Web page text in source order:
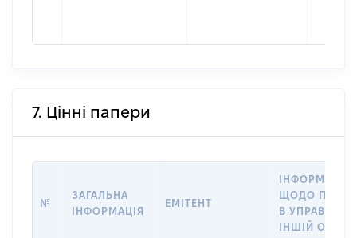
7. Цінні папери
№
ЗАГАЛЬНА
ІНФОРМАЦІЯ
ЕМІТЕНТ
ІНФОРМАЦІЯ
ЩОДО
В
ІНШІЙ ОСОБІ